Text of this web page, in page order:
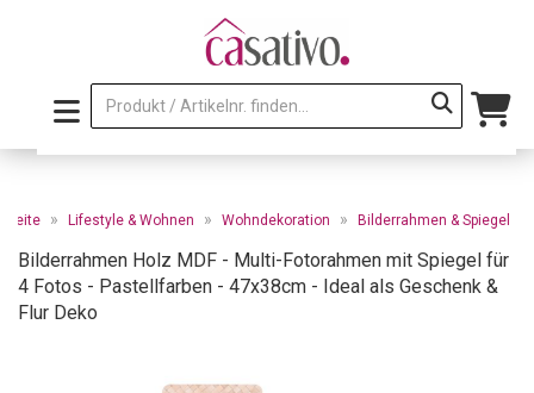
» Lifestyle & Wohnen » Wohndekoration » Bilderrahmen & Spiegel
Bilderrahmen Holz MDF - Multi-Fotorahmen mit Spiegel für
4 Fotos - Pastellfarben - 47x38cm - Ideal als Geschenk &
Flur Deko